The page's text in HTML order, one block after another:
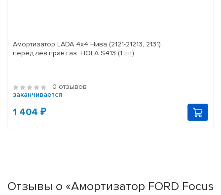
Амортизатор LADA 4x4 Нива (2121-21213, 2131)
перед.лев.прав.газ. HOLA S413 (1 шт)
0 отзывов
заканчивается
1 404 ₽
Отзывы о «Амортизатор FORD Focus